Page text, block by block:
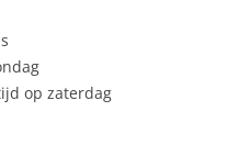
op zaterdag